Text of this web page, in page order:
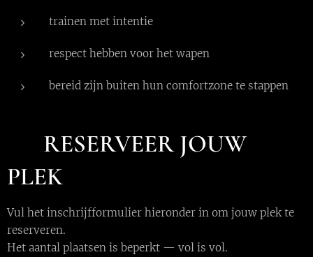
trainen met intentie
respect hebben voor het wapen
bereid zijn buiten hun comfortzone te stappen
RESERVEER JOUW
PLEK
Vul het inschrijfformulier hieronder in om jouw plek te
reserveren.
Het aantal plaatsen is beperkt — vol is vol.